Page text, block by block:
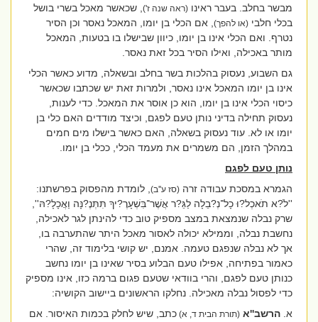
מבשר בחלב. בעבר ראינו(ראה שנה ז'), שכאשר מאכל בשרי בושל
בכלי חלבי(או להפך), אם הכלי בן יומו, המאכל נאסר וכן הסיר
נטרף. ואם הכלי אינו בן יומו, כיוון שבישלו בו בטעות, המאכל
מותר באכילה, ואילו הסיר בכל זאת נאסר.
גם השבוע, נעסוק בהלכות בשר בחלב ובשאלה, מדוע כאשר הכלי
אינו בן יומו המאכל אינו נאסר, ולמרות זאת יש שכתבו שכאשר
כיסוי הכלי אינו בן יומו, הוא כן אוסר את המאכל. כדי לענות,
נעסוק תחילה בדיני נותן טעם לפגם, וכיצד מודדים האם כלי בן
יומו או לא. עוד נעסוק בשאלה, האם כאשר בישלו מים חמים
במהלך הזמן, הם משמרים את מעמד הכלי, ככלי בן יומו.
נותן טעם לפגם
הגמרא במסכת עבודה זרה(סז ע''ב), לומדת מהפסוק בפרשתנו:
''לֹ?א תֹאכְל?וּ כָל־נְ?בֵלָה לַגֵּ?ר אֲשֶׁר־בִּשְׁעָרֶ?יךָ תִּתְּנֶ?נָּה וַאֲכָלָ?הּ'',
שרק נבלה שנמצאת במצב מספיק טוב כדי להינתן לגר לאכילה,
נחשבת נבלה, וממילא יכולה לאסור מאכל היתר שהתערבה בו,
אך לא נבלה שנפגם טעמה. אמנם, יש קושי בלימוד זה, שהרי
כאמור בפתיחה, אפילו טעם הבלוע בסיר שאינו בן יומו נחשב
כנותן טעם לפגם, והרי בוודאי שטעם פגום ברמה כזו, אינו מספיק
כדי לפסול נבלה מאכילה. נחלקו הראשונים ביישוב הקושיה:
א.הרשב''א (תורת הבית ד, א) כתב, שיש לחלק בכמות האיסור. אם